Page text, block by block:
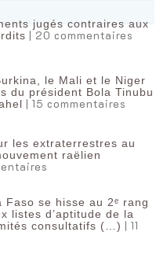
jugés contraires aux
| 20 commentaires
le Mali et le Niger
du président Bola Tinubu
| 15 commentaires
les extraterrestres au
raëlien
Faso se hisse au 2ᵉ rang
listes d’aptitude de la
consultatifs (…) | 11